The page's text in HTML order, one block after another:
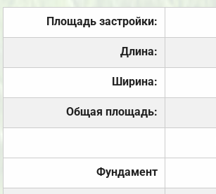
Площадь застройки:
Длина:
Ширина:
Общая площадь:
Фундамент